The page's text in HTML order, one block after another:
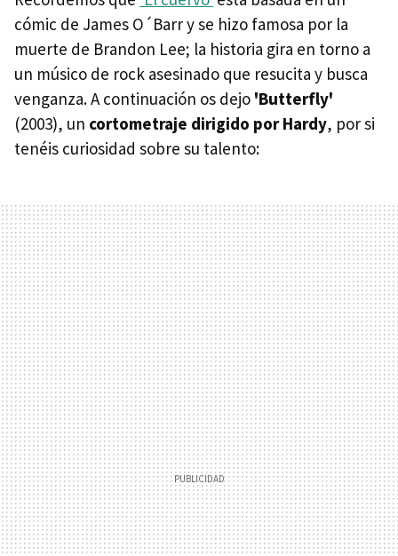
cómic de James O´Barr y se hizo famosa por la
muerte de Brandon Lee; la historia gira en torno a
un músico de rock asesinado que resucita y busca
venganza. A continuación os dejo 'Butterfly'
(2003), un cortometraje dirigido por Hardy, por si
tenéis curiosidad sobre su talento: